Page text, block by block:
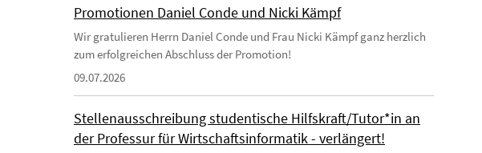
Promotionen Daniel Conde und Nicki Kämpf
Wir gratulieren Herrn Daniel Conde und Frau Nicki Kämpf ganz herzlich
zum erfolgreichen Abschluss der Promotion!
09.07.2026
Stellenausschreibung studentische Hilfskraft/Tutor*in an
der Professur für Wirtschaftsinformatik - verlängert!